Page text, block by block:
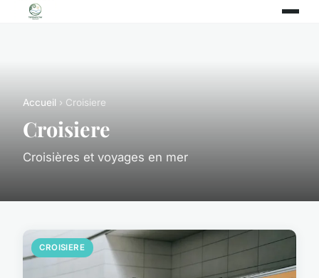
Accueil › Croisiere
Croisiere
Croisières et voyages en mer
CROISIERE